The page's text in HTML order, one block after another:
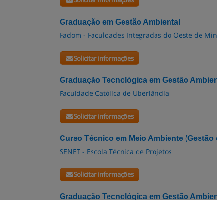
Graduação em Gestão Ambiental
Fadom - Faculdades Integradas do Oeste de
Solicitar informações
Graduação Tecnológica em Gestão
Faculdade Católica de Uberlândia
Solicitar informações
Curso Técnico em Meio Ambiente (Gestão
SENET - Escola Técnica de Projetos
Solicitar informações
Graduação Tecnológica em Gestão